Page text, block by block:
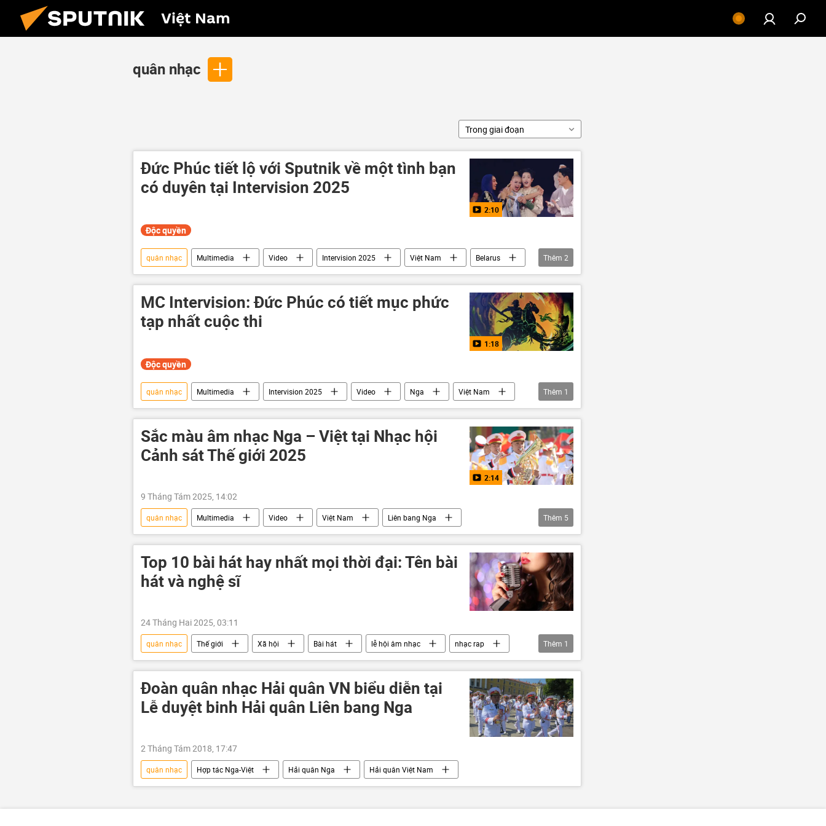
Việt Nam
quân nhạc
Trong giai đoạn
Đức Phúc tiết lộ với Sputnik về một tình bạn
có duyên tại Intervision 2025
2:10
Độc quyền
quân nhạc Multimedia Video Intervision 2025 Việt Nam
Belarus
cuộc thi
Thế giới
Thêm 2
MC Intervision: Đức Phúc có tiết mục phức
tạp nhất cuộc thi
1:18
Độc quyền
quân nhạc Multimedia Intervision 2025 Video Nga
Việt Nam
cuộc thi
Thêm 1
Sắc màu âm nhạc Nga – Việt tại Nhạc hội
Cảnh sát Thế giới 2025
2:14
9 Tháng Tám 2025, 14:02
quân nhạc Multimedia Video Việt Nam
Liên bang Nga
Hợp tác Nga-Việt
công an Bộ Tình trạng Khẩn cấp Nga
Cận vệ Rosgvardiya
Siberia
Thêm 5
Top 10 bài hát hay nhất mọi thời đại: Tên bài
hát và nghệ sĩ
24 Tháng Hai 2025, 03:11
quân nhạc Thế giới Xã hội Bài hát lễ hội âm nhạc
nhạc rap
Buổi hoà nhạc
Thêm 1
Đoàn quân nhạc Hải quân VN biểu diễn tại
Lễ duyệt binh Hải quân Liên bang Nga
2 Tháng Tám 2018, 17:47
quân nhạc Hợp tác Nga-Việt Hải quân Nga Hải quân Việt Nam